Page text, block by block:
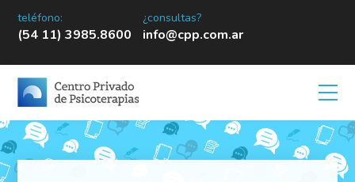
teléfono:
(54 11) 3985.8600
¿consultas?
info@cpp.com.ar